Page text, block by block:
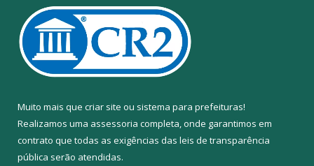
Muito mais que criar site ou sistema para prefeituras!
Realizamos uma assessoria completa, onde garantimos em
contrato que todas as exigências das leis de transparência
pública serão atendidas.